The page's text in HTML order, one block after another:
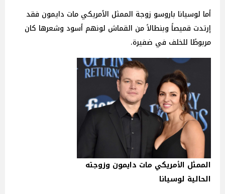
أما لوسيانا باروسو زوجة الممثل الأمريكي مات دايمون فقد
إرتدت قميصاً وبنطالاً من القماش لونهم أسود وشعرها كان
مربوطًا للخلف في ضفيرة.
الممثل الأمريكي مات دايمون وزوجته
الحالية لوسيانا